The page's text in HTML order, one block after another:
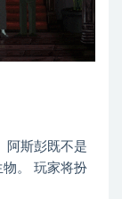
阿斯彭既不是
。 玩家将扮